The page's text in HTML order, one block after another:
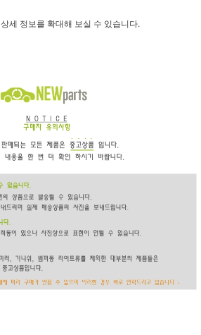
상세 정보를 확대해 보실 수 있습니다.